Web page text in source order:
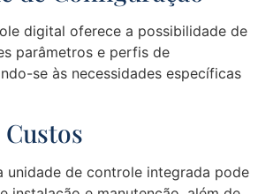
digital oferece a possibilidade de
parâmetros e perfis de
se às necessidades específicas
Custos
unidade de controle integrada pode